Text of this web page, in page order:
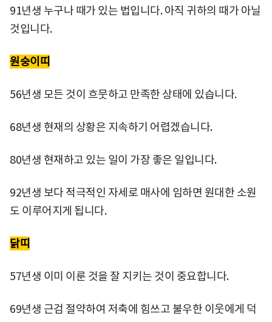
91년생 누구나 때가 있는 법입니다. 아직 귀하의 때가 아닐
것입니다.
원숭이띠
56년생 모든 것이 흐뭇하고 만족한 상태에 있습니다.
68년생 현재의 상황은 지속하기 어렵겠습니다.
80년생 현재하고 있는 일이 가장 좋은 일입니다.
92년생 보다 적극적인 자세로 매사에 임하면 원대한 소원
도 이루어지게 됩니다.
닭띠
57년생 이미 이룬 것을 잘 지키는 것이 중요합니다.
69년생 근검 절약하여 저축에 힘쓰고 불우한 이웃에게 덕